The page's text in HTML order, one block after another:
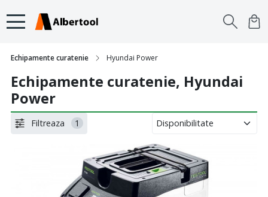
Echipamente curatenie Hyundai Power
Echipamente curatenie, Hyundai
Power
Filtreaza 1